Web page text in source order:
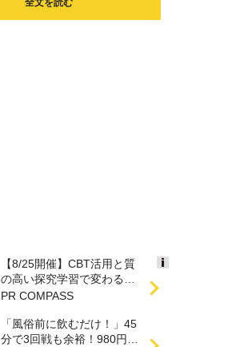
全文を読む
by
【8/25開催】CBT活用と質
の高い探究学習で変わる！
次期学習指導要領を見据え
PR COMPASS
「風俗前に飲むだけ！」45
分で3回戦も余裕！980円で